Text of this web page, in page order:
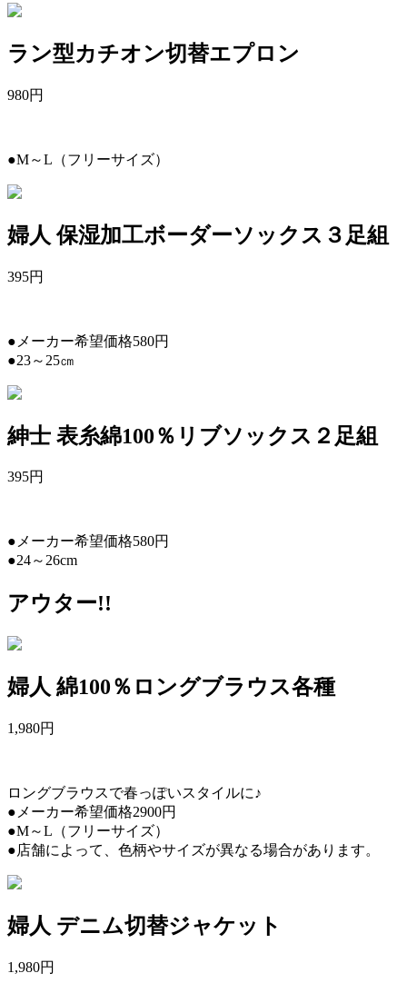
ラン型カチオン切替エプロン
980円
●M～L（フリーサイズ）
婦人 保湿加工ボーダーソックス３足組
395円
●メーカー希望価格580円
●23～25㎝
紳士 表糸綿100％リブソックス２足組
395円
●メーカー希望価格580円
●24～26cm
アウター!!
婦人 綿100％ロングブラウス各種
1,980円
ロングブラウスで春っぽいスタイルに♪
●メーカー希望価格2900円
●M～L（フリーサイズ）
●店舗によって、色柄やサイズが異なる場合があります。
婦人 デニム切替ジャケット
1,980円